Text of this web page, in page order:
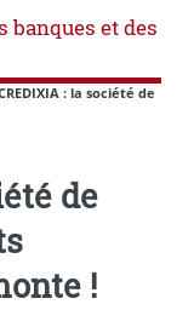
banques et des
: la société de
de
!